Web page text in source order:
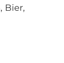
Bier,